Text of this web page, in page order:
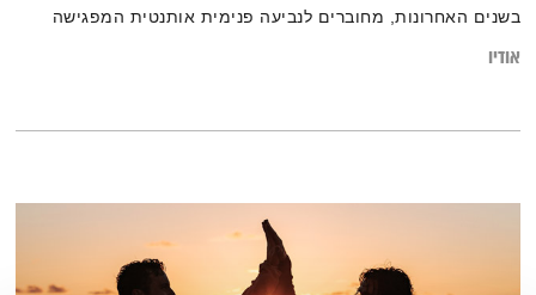
בשנים האחרונות, מחוברים לנביעה פנימית אותנטית המפגישה
מערכות החינוך הקיימות, למערכות של חניכה, בהם הילדים שותפים
אודיו